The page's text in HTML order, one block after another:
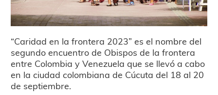
“Caridad en la frontera 2023” es el nombre del
segundo encuentro de Obispos de la frontera
entre Colombia y Venezuela que se llevó a cabo
en la ciudad colombiana de Cúcuta del 18 al 20
de septiembre.